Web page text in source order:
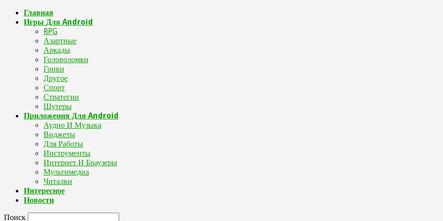
Главная
Игры Для Android
RPG
Азартные
Аркады
Головоломки
Гонки
Другое
Спорт
Стратегии
Шутеры
Приложения Для Android
Аудио И Музыка
Виджеты
Для Работы
Инструменты
Интернет И Браузеры
Мультимедиа
Читалки
Интересное
Новости
Поиск